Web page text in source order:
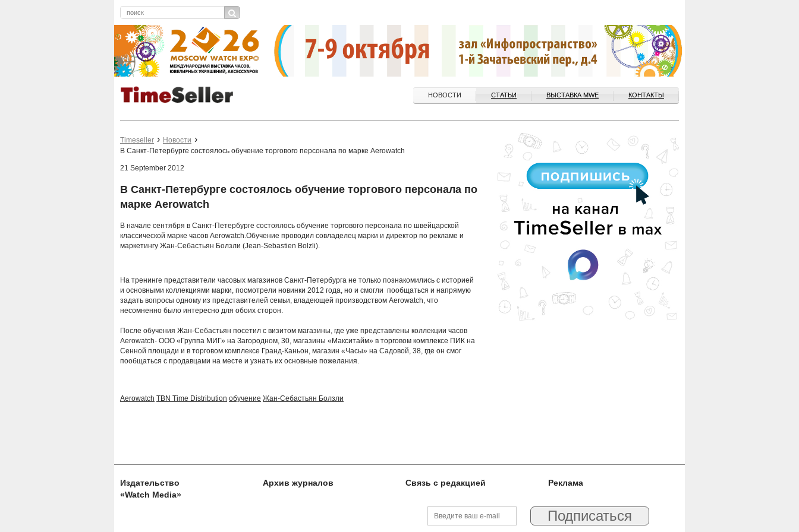
НОВОСТИ СТАТЬИ ВЫСТАВКА MWE КОНТАКТЫ
Timeseller
Новости
В Санкт-Петербурге состоялось обучение торгового персонала по марке Aerowatch
21 September 2012
В Санкт-Петербурге состоялось обучение торгового персонала по
марке Aerowatch
В начале сентября в Санкт-Петербурге состоялось обучение торгового персонала по швейцарской
классической марке часов Aerowatch.Обучение проводил совладелец марки и директор по рекламе и
маркетингу Жан-Себастьян Болзли (Jean-Sebastien Bolzli).
На тренинге представители часовых магазинов Санкт-Петербурга не только познакомились с историей
и основными коллекциями марки, посмотрели новинки 2012 года, но и смогли пообщаться и напрямую
задать вопросы одному из представителей семьи, владеющей производством Aerowatch, что
несомненно было интересно для обоих сторон.
После обучения Жан-Себастьян посетил с визитом магазины, где уже представлены коллекции часов
Aerowatch- ООО «Группа МИГ» на Загородном, 30, магазины «Макситайм» в торговом комплексе ПИК на
Сенной площади и в торговом комплексе Гранд-Каньон, магазин «Часы» на Садовой, 38, где он смог
пообщаться с продавцами на месте и узнать их основные пожелания.
Aerowatch TBN Time Distribution обучение Жан-Себастьян Болзли
Издательство
«Watch Media»
Архив журналов Связь с редакцией Реклама